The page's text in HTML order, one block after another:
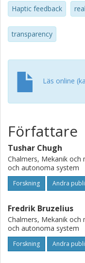
performance due to
whereas in the latter
second-order
is selected to realize
illustrate the
transparent steering
handling on an icy
Haptic feedback
transparency
Läs online
Författare
Tushar Chugh
Chalmers, Mekanik
och autonoma system
Forskning Andra
Fredrik Bruzelius
Chalmers, Mekanik
och autonoma system
Forskning Andra